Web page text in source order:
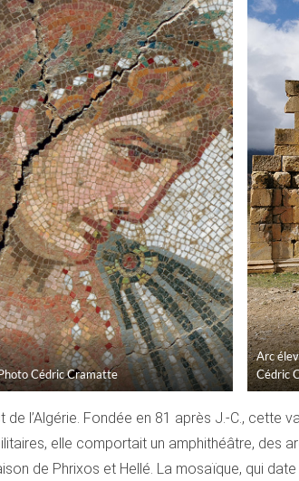
Cédric Cramatte
Arc
Cédric
l’Algérie. Fondée en 81 après J.-C., cette
elle comportait un amphithéâtre, des
de Phrixos et Hellé. La mosaïque, qui